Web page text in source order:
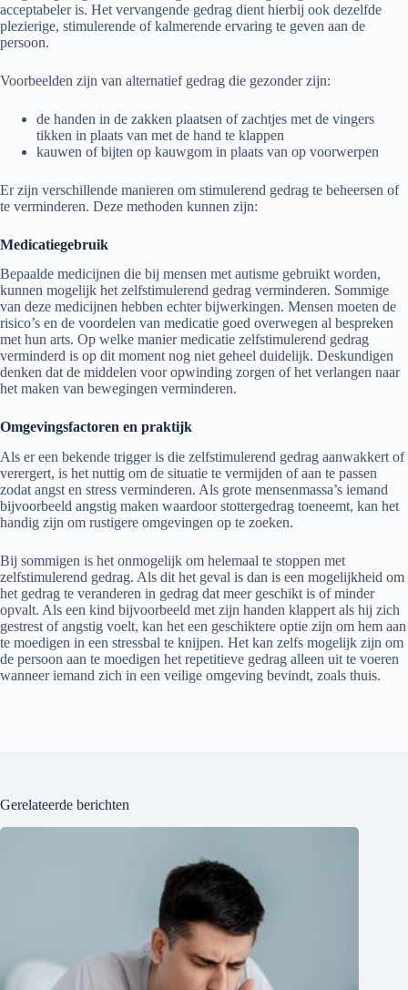
acceptabeler is. Het vervangende gedrag dient hierbij ook dezelfde
plezierige, stimulerende of kalmerende ervaring te geven aan de
persoon.
Voorbeelden zijn van alternatief gedrag die gezonder zijn:
de handen in de zakken plaatsen of zachtjes met de vingers
tikken in plaats van met de hand te klappen
kauwen of bijten op kauwgom in plaats van op voorwerpen
Er zijn verschillende manieren om stimulerend gedrag te beheersen of
te verminderen. Deze methoden kunnen zijn:
Medicatiegebruik
Bepaalde medicijnen die bij mensen met autisme gebruikt worden,
kunnen mogelijk het zelfstimulerend gedrag verminderen. Sommige
van deze medicijnen hebben echter bijwerkingen. Mensen moeten de
risico’s en de voordelen van medicatie goed overwegen al bespreken
met hun arts. Op welke manier medicatie zelfstimulerend gedrag
verminderd is op dit moment nog niet geheel duidelijk. Deskundigen
denken dat de middelen voor opwinding zorgen of het verlangen naar
het maken van bewegingen verminderen.
Omgevingsfactoren en praktijk
Als er een bekende trigger is die zelfstimulerend gedrag aanwakkert of
verergert, is het nuttig om de situatie te vermijden of aan te passen
zodat angst en stress verminderen. Als grote mensenmassa’s iemand
bijvoorbeeld angstig maken waardoor stottergedrag toeneemt, kan het
handig zijn om rustigere omgevingen op te zoeken.
Bij sommigen is het onmogelijk om helemaal te stoppen met
zelfstimulerend gedrag. Als dit het geval is dan is een mogelijkheid om
het gedrag te veranderen in gedrag dat meer geschikt is of minder
opvalt. Als een kind bijvoorbeeld met zijn handen klappert als hij zich
gestrest of angstig voelt, kan het een geschiktere optie zijn om hem aan
te moedigen in een stressbal te knijpen. Het kan zelfs mogelijk zijn om
de persoon aan te moedigen het repetitieve gedrag alleen uit te voeren
wanneer iemand zich in een veilige omgeving bevindt, zoals thuis.
Gerelateerde berichten